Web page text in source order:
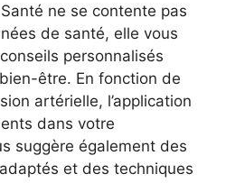
ne se contente pas
de santé, elle vous
personnalisés
être. En fonction de
artérielle, l’application
dans votre
suggère également des
et des techniques